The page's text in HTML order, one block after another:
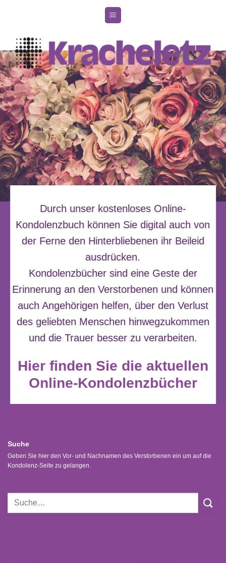
Durch unser kostenloses Online-
Kondolenzbuch können Sie digital auch von
der Ferne den Hinterbliebenen ihr Beileid
ausdrücken.
Kondolenzbücher sind eine Geste der
Erinnerung an den Verstorbenen und können
auch Angehörigen helfen, über den Verlust
des geliebten Menschen hinwegzukommen
und die Trauer besser zu verarbeiten.
Hier finden Sie die aktuellen
Online-Kondolenzbücher
Suche
Geben Sie hier den Vor- und Nachnamen des Verstorbenen ein um auf die
Kondolenz-Seite zu gelangen.